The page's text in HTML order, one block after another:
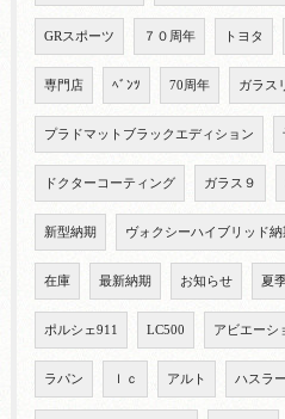
GRスポーツ ７０周年 トヨタ
専門店 ﾍﾞﾝﾂ 70周年 ガラス
プラドマットブラックエディション
ドクターコーティング ガラス９
新型納期 ヴォクシーハイブリッド納
在庫 最新納期 お知らせ 夏
ポルシェ911 LC500 アビエーシ
ラパン ｌｃ アルト ハスラー